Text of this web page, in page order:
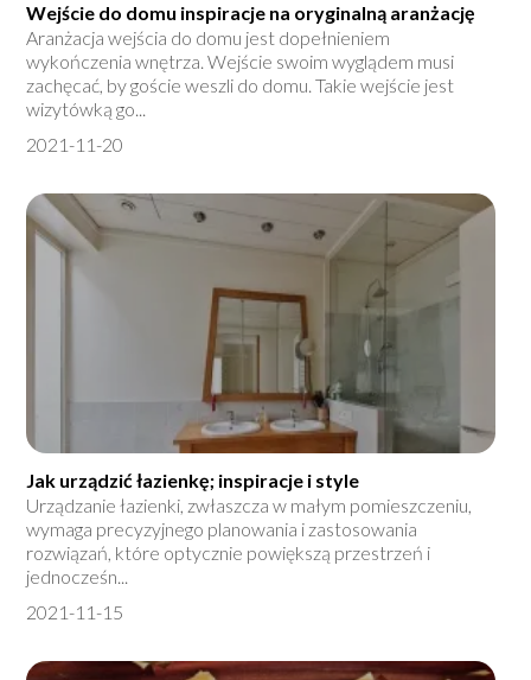
Wejście do domu inspiracje na oryginalną aranżację
Aranżacja wejścia do domu jest dopełnieniem
wykończenia wnętrza. Wejście swoim wyglądem musi
zachęcać, by goście weszli do domu. Takie wejście jest
wizytówką go...
2021-11-20
Jak urządzić łazienkę; inspiracje i style
Urządzanie łazienki, zwłaszcza w małym pomieszczeniu,
wymaga precyzyjnego planowania i zastosowania
rozwiązań, które optycznie powiększą przestrzeń i
jednocześn...
2021-11-15